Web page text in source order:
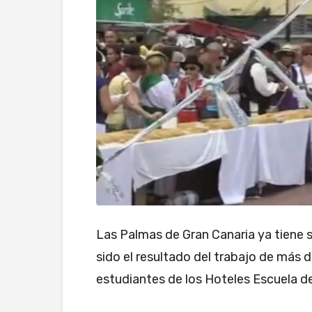
Las Palmas de Gran Canaria ya tiene
sido el resultado del trabajo de más
estudiantes de los Hoteles Escuela